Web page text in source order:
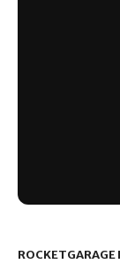
ROCKETGARAGE